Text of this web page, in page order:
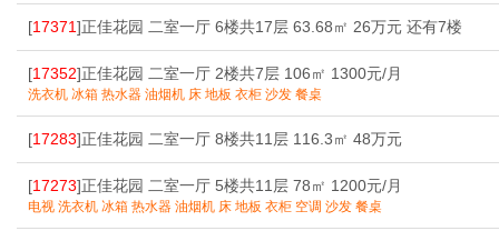
[17371]正佳花园 二室一厅 6楼共17层 63.68㎡ 26万元 还有7楼
[17352]正佳花园 二室一厅 2楼共7层 106㎡ 1300元/月
洗衣机 冰箱 热水器 油烟机 床 地板 衣柜 沙发 餐桌
[17283]正佳花园 二室一厅 8楼共11层 116.3㎡ 48万元
[17273]正佳花园 二室一厅 5楼共11层 78㎡ 1200元/月
电视 洗衣机 冰箱 热水器 油烟机 床 地板 衣柜 空调 沙发 餐桌